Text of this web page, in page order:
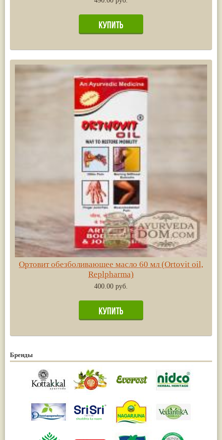
Ортовит обезболивающее масло 60 мл (Ortovit oil,
Replpharma)
400.00 руб.
Бренды
Пушкара(8)
more...